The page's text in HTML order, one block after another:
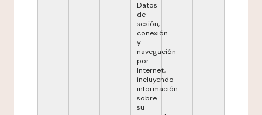
Datos
de
sesión,
conexión
y
navegación
por
Internet,
incluyendo
información
sobre
su